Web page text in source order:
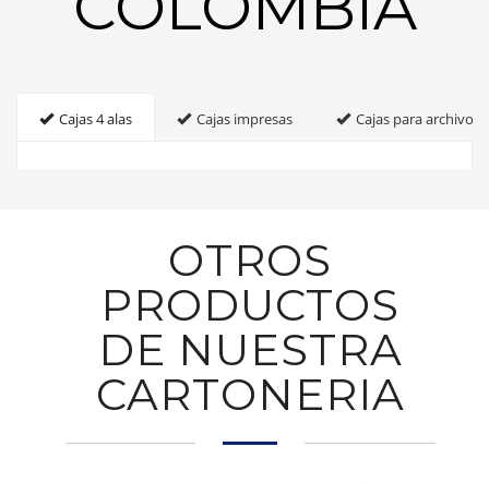
Cajas 4 alas Cajas impresas Cajas para archivo
OTROS
PRODUCTOS
DE NUESTRA
CARTONERIA